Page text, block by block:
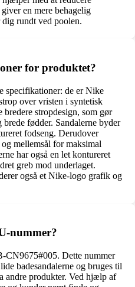
en mere behagelig
rundt ved poolen.
for produktet?
specifikationer: de er Nike
over vristen i syntetisk
bredere stropdesign, som gør
fødder. Sandalerne byder
fodseng. Derudover
mellemsål for maksimal
har også en let kontureret
greb mod underlaget.
også et Nike-logo grafik og
nummer?
CN9675#005. Dette nummer
badesandalerne og bruges til
andre produkter. Ved hjælp af